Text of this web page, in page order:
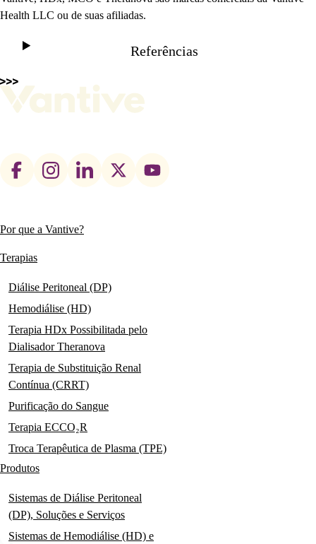
Health LLC ou de suas afiliadas.
Referências
Footer
Main
navigation
Por que a Vantive?
Terapias
Diálise Peritoneal (DP)
Hemodiálise (HD)
Terapia HDx Possibilitada pelo
Dialisador Theranova
Terapia de Substituição Renal
Contínua (CRRT)
Purificação do Sangue
Terapia ECCO₂R
Troca Terapêutica de Plasma (TPE)
Produtos
Sistemas de Diálise Peritoneal
(DP), Soluções e Serviços
Sistemas de Hemodiálise (HD) e